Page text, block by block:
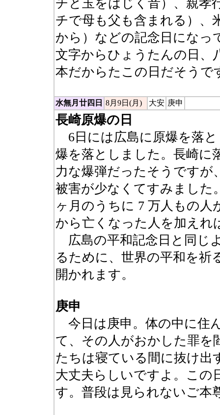
チと玉をはじく音）、親孝
チで母も父も含まれる）、
から）などの記念日になっ
文字からひょうたんの日、
本だからたこの日だそうで
水無月廿四日 8月9日(月) 大安 庚申
長崎原爆の日
6日には広島に原爆を落
爆を落としました。長崎に
力な爆弾だったそうですが
被害が少なくてすみました
ヶ月のうちに 7 万人もの
から亡くなった人を加えれ
広島の平和記念日と同じ
るために、世界の平和を祈
開かれます。
庚申
今日は庚申。体の中に住
て、その人がおかした罪を
たちは寝ている間に抜け出
大丈夫らしいですよ。この
す。普段は見られないご本